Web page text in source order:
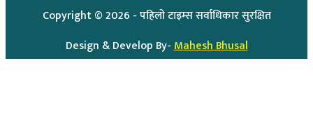
Copyright ©2026 - पहिलो टाइम्स सर्वाधिकार सुरक्षित
Design & Develop By-Mahesh Bhusal